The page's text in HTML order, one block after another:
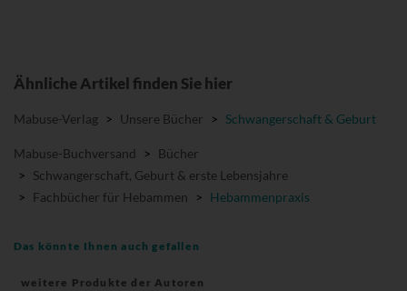
Ähnliche Artikel finden Sie hier
Mabuse-Verlag > Unsere Bücher > Schwangerschaft & Geburt
Mabuse-Buchversand > Bücher
> Schwangerschaft, Geburt & erste Lebensjahre
> Fachbücher für Hebammen > Hebammenpraxis
Das könnte Ihnen auch gefallen
weitere Produkte der Autoren